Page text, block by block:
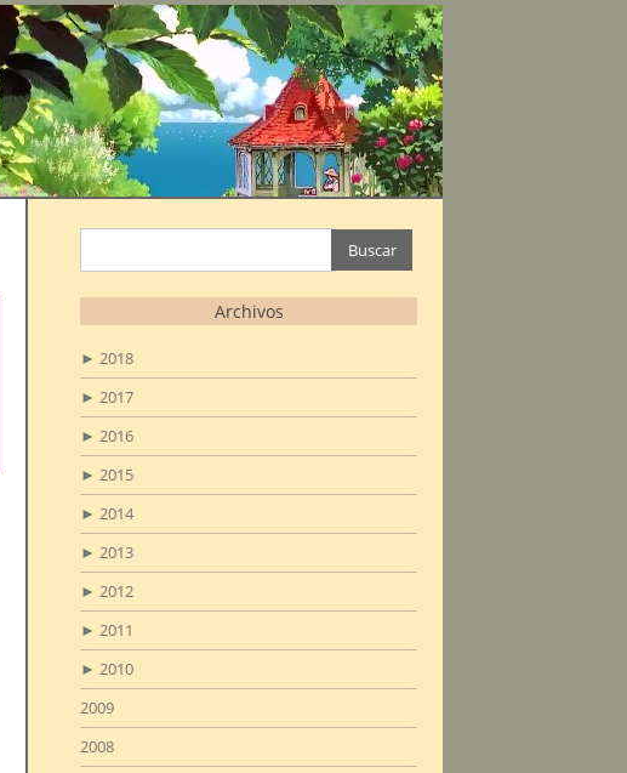
Archivos
► 2018
► 2017
► 2016
► 2015
► 2014
► 2013
► 2012
► 2011
► 2010
2009
2008